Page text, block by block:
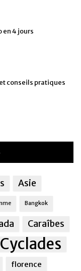
en 4 jours
conseils pratiques
Asie
Bangkok
Caraîbes
Cyclades
florence